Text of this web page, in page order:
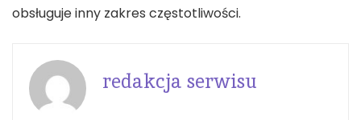
obsługuje inny zakres częstotliwości.
redakcja serwisu